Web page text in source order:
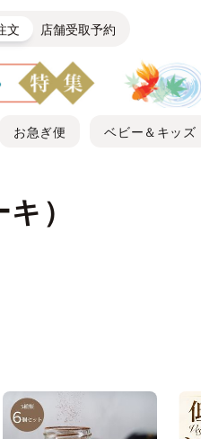
文 店舗受取予約
お急ぎ便 ベビー＆キッズ
）